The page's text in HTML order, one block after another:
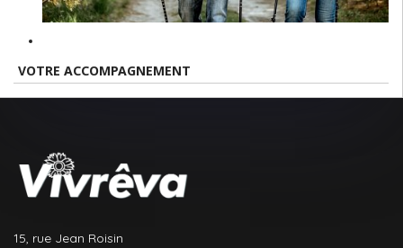
VOTRE ACCOMPAGNEMENT
15, rue Jean Roisin